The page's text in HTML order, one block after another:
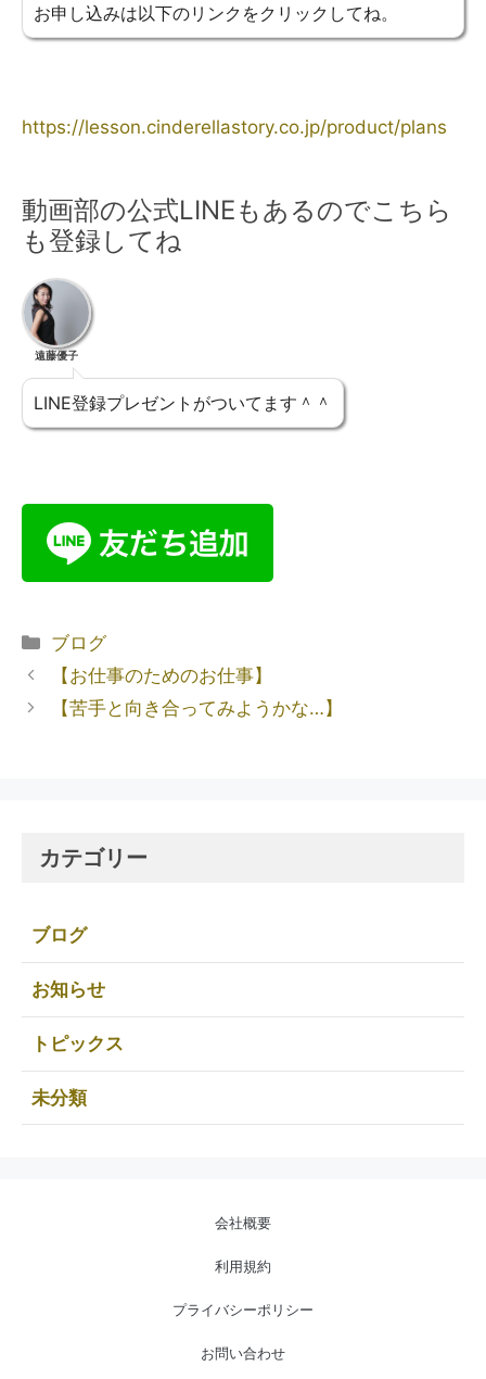
お申し込みは以下のリンクをクリックしてね。
https://lesson.cinderellastory.co.jp/product/plans
動画部の公式LINEもあるのでこちら
も登録してね
遠藤優子
LINE登録プレゼントがついてます＾＾
ブログ
【お仕事のためのお仕事】
【苦手と向き合ってみようかな…】
カテゴリー
ブログ
お知らせ
トピックス
未分類
会社概要
利用規約
プライバシーポリシー
お問い合わせ